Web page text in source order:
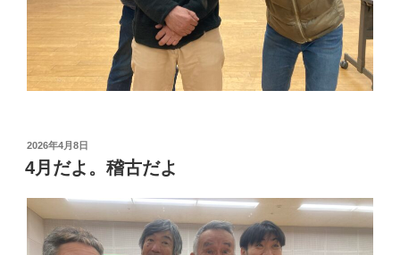
投
稿
日:
2026年4月8日
4月だよ。稽古だよ